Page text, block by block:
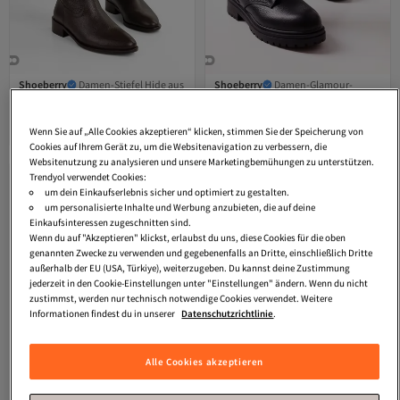
Shoeberry
Damen-Stiefel Hide aus
140,94€
Shoeberry
Damen-Glamour-
53,15€
Wenn Sie auf „Alle Cookies akzeptieren“ klicken, stimmen Sie der Speicherung von
Cookies auf Ihrem Gerät zu, um die Websitenavigation zu verbessern, die
Websitenutzung zu analysieren und unsere Marketingbemühungen zu unterstützen.
Trendyol verwendet Cookies:
um dein Einkaufserlebnis sicher und optimiert zu gestalten.
um personalisierte Inhalte und Werbung anzubieten, die auf deine
Einkaufsinteressen zugeschnitten sind.
Wenn du auf "Akzeptieren" klickst, erlaubst du uns, diese Cookies für die oben
genannten Zwecke zu verwenden und gegebenenfalls an Dritte, einschließlich Dritte
außerhalb der EU (USA, Türkiye), weiterzugeben. Du kannst deine Zustimmung
jederzeit in den Cookie-Einstellungen unter "Einstellungen" ändern. Wenn du nicht
zustimmst, werden nur technisch notwendige Cookies verwendet. Weitere
Informationen findest du in unserer Datenschutzrichtlinie.
Alle Cookies akzeptieren